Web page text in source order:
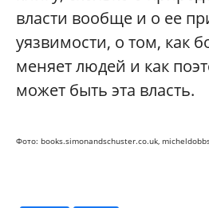
власти вообще и о ее
уязвимости, о том, как
меняет людей и как
может быть эта власть.
Фото: books.simonandschuster.co.uk,